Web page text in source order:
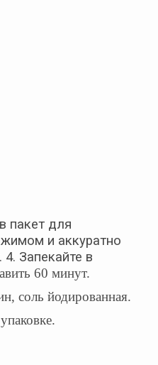
пакет для
и аккуратно
Запекайте в
60 минут.
соль йодированная.